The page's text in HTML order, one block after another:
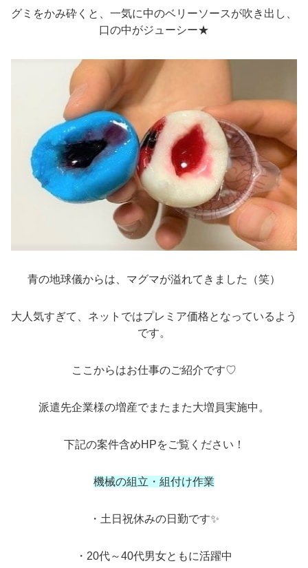
グミをかみ砕くと、一気に中のベリーソースが吹き出し、
口の中がジューシー★
青の地球儀からは、マグマが溢れてきました（笑）
大人気すぎて、ネットではプレミア価格となっているよう
です。
ここからはお仕事のご紹介です♡
派遣先企業様の増産でまたまた大増員実施中。
下記の案件含めHPをご覧ください！
機械の組立・組付け作業
・土日祝休みの日勤です✨
・20代～40代男女ともに活躍中